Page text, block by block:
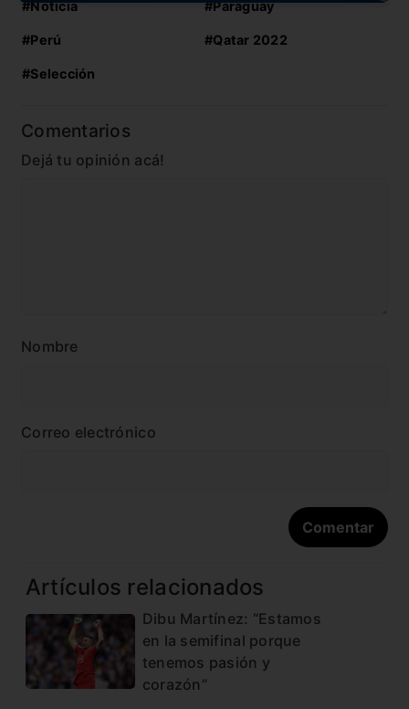
#Noticia #Paraguay
#Perú #Qatar 2022
#Selección
Comentarios
Dejá tu opinión acá!
Nombre
Correo electrónico
Artículos relacionados
Dibu Martínez: “Estamos
en la semifinal porque
tenemos pasión y
corazón”